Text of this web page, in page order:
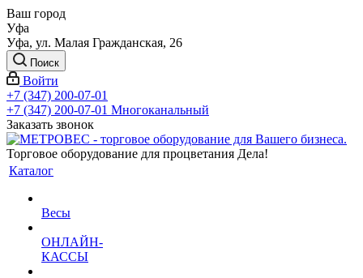
Ваш город
Уфа
Уфа, ул. Малая Гражданская, 26
Поиск
Войти
+7 (347) 200-07-01
+7 (347) 200-07-01 Многоканальный
Заказать звонок
Торговое оборудование для процветания Дела!
Каталог
Весы
ОНЛАЙН-
КАССЫ